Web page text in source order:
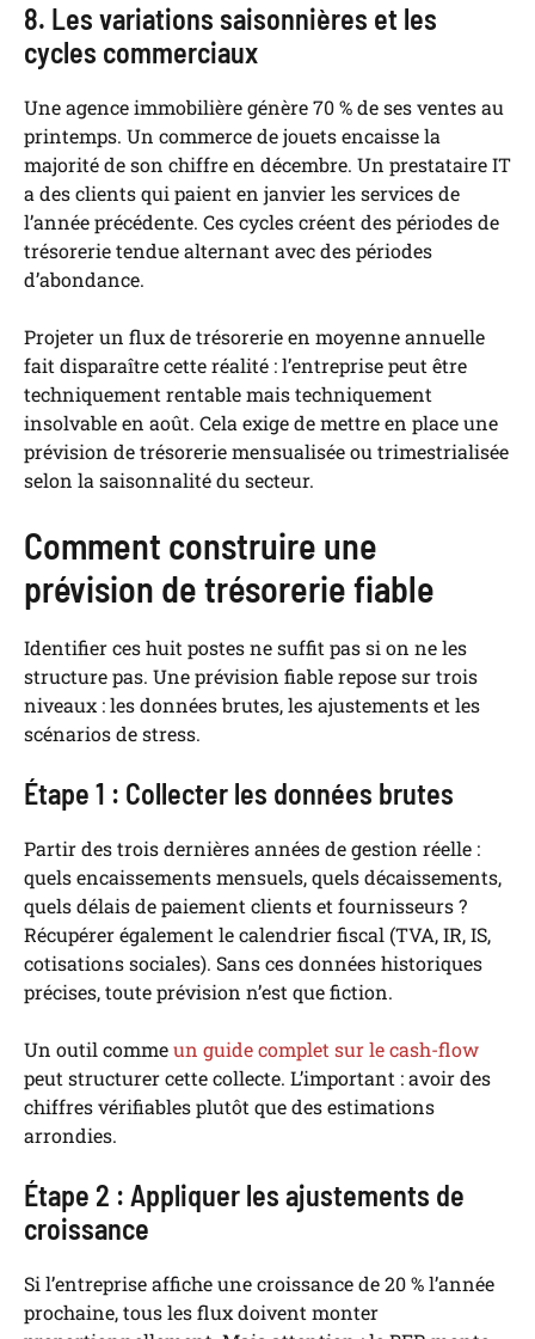
8. Les variations saisonnières et les
cycles commerciaux
Une agence immobilière génère 70 % de ses ventes au
printemps. Un commerce de jouets encaisse la
majorité de son chiffre en décembre. Un prestataire IT
a des clients qui paient en janvier les services de
l’année précédente. Ces cycles créent des périodes de
trésorerie tendue alternant avec des périodes
d’abondance.
Projeter un flux de trésorerie en moyenne annuelle
fait disparaître cette réalité : l’entreprise peut être
techniquement rentable mais techniquement
insolvable en août. Cela exige de mettre en place une
prévision de trésorerie mensualisée ou trimestrialisée
selon la saisonnalité du secteur.
Comment construire une
prévision de trésorerie fiable
Identifier ces huit postes ne suffit pas si on ne les
structure pas. Une prévision fiable repose sur trois
niveaux : les données brutes, les ajustements et les
scénarios de stress.
Étape 1 : Collecter les données brutes
Partir des trois dernières années de gestion réelle :
quels encaissements mensuels, quels décaissements,
quels délais de paiement clients et fournisseurs ?
Récupérer également le calendrier fiscal (TVA, IR, IS,
cotisations sociales). Sans ces données historiques
précises, toute prévision n’est que fiction.
Un outil commeun guide complet sur le cash-flow
peut structurer cette collecte. L’important : avoir des
chiffres vérifiables plutôt que des estimations
arrondies.
Étape 2 : Appliquer les ajustements de
croissance
Si l’entreprise affiche une croissance de 20 % l’année
prochaine, tous les flux doivent monter